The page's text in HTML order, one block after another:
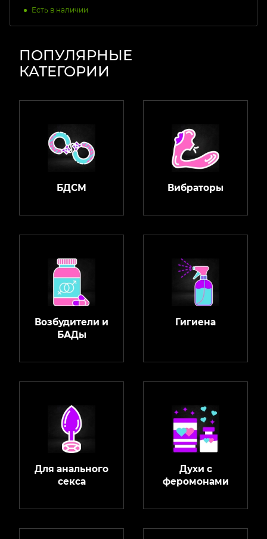
Есть в наличии
ПОПУЛЯРНЫЕ
КАТЕГОРИИ
БДСМ Вибраторы
Возбудители и
БАДы
Гигиена
Для анального
секса
Духи с
феромонами